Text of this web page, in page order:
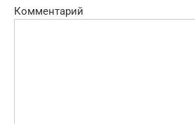
Комментарий